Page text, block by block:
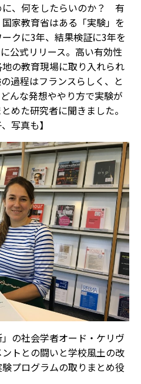
、何をしたらいのか？ 有
家教育省はある「実験」を
クに3年、結果検証に3年を
公式リリース。高い有効性
の教育現場に取り入れられ
過程はフランスらしく、と
んな発想ややり方で実験が
めた研究者に聞きました。
写真も】
」の社会学者オード・ケリヴ
トとの闘いと学校風土の改
プログラムの取りまとめ役